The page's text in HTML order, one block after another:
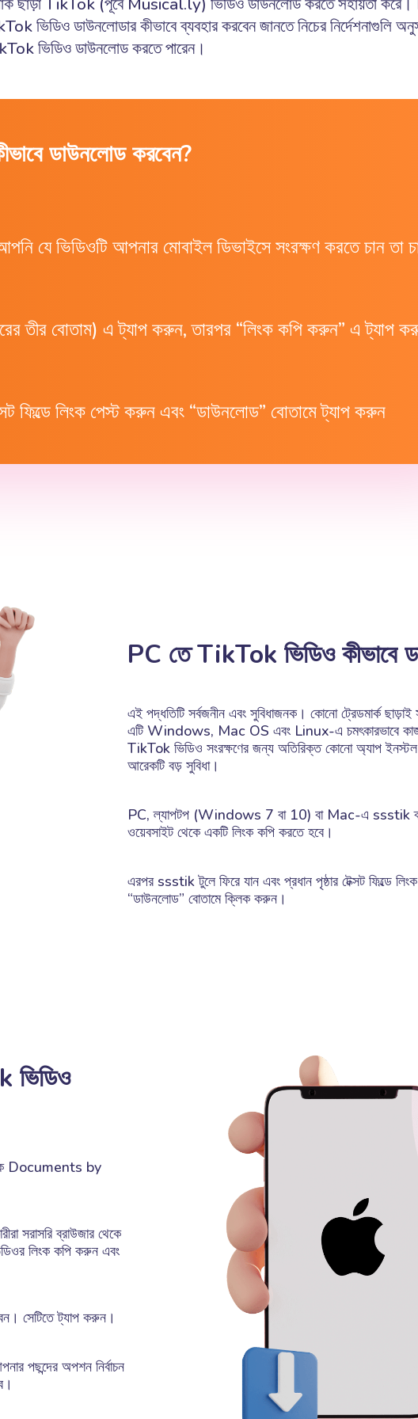
ভিডিও ডাউনলোডার কীভাবে ব্যবহার করবেন জানতে নিচের
ভিডিও ডাউনলোড করতে পারেন।
ডাউনলোড করবেন?
যে ভিডিওটি আপনার মোবাইল ডিভাইসে সংরক্ষণ করতে চান তা
তীর বোতাম) এ ট্যাপ করুন, তারপর “লিংক কপি করুন” এ ট্যাপ
ফিল্ডে লিংক পেস্ট করুন এবং “ডাউনলোড” বোতামে ট্যাপ করুন
PC তে TikTok ভিডিও কীভাবে
এই পদ্ধতিটি সর্বজনীন এবং সুবিধাজনক। কোনো ট্রেডমার্ক ছাড়াই
এটি Windows, Mac OS এবং Linux-এ চমৎকারভাবে কাজ
TikTok ভিডিও সংরক্ষণের জন্য অতিরিক্ত কোনো অ্যাপ
আরেকটি বড় সুবিধা।
PC, ল্যাপটপ (Windows 7 বা 10) বা Mac-এ ssstik
ওয়েবসাইট থেকে একটি লিংক কপি করতে হবে।
এরপর ssstik টুলে ফিরে যান এবং প্রধান পৃষ্ঠার টেক্সট ফিল্ডে
“ডাউনলোড” বোতামে ক্লিক করুন।
Documents by
সরাসরি ব্রাউজার থেকে
লিংক কপি করুন এবং
সেটিতে ট্যাপ করুন।
পছন্দের অপশন নির্বাচন